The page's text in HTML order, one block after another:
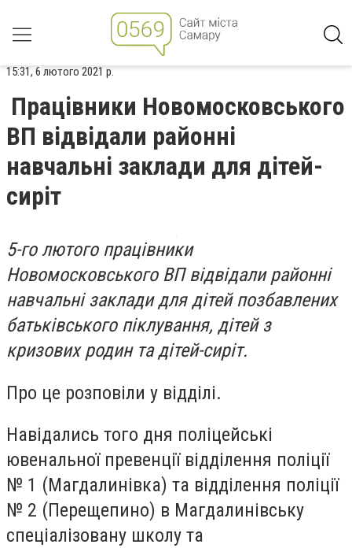
15:31, 6 лютого 2021 р.
Працівники Новомосковського
ВП відвідали районні
навчальні заклади для дітей-
сиріт
5-го лютого працівники
Новомосковського ВП відвідали районні
навчальні заклади для дітей позбавлених
батьківського піклування, дітей з
кризових родин та дітей-сиріт.
Про це розповіли у відділі.
Навідались того дня поліцейські
ювенальної превенції відділення поліції
№ 1 (Магдалинівка) та відділення поліції
№ 2 (Перещепино) в Магдалинівську
спеціалізовану школу та